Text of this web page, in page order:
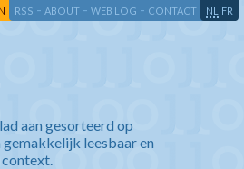
RSS - ABOUT - WEB LOG - CONTACT NL FR
aan gesorteerd op
leesbaar en